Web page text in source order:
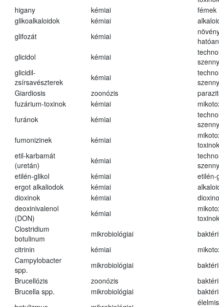
higany
kémiai
fémek
glikoalkaloidok
kémiai
glifozát
kémiai
glicidol
kémiai
glicidil-
zsírsavészterek
kémiai
Giardiosis
zoonózis
fuzárium-toxinok
kémiai
furánok
kémiai
fumonizinek
kémiai
toxinok
etil-karbamát
(uretán)
kémiai
etilén-glikol
kémiai
etilén-
ergot alkaliodok
kémiai
dioxinok
kémiai
deoxinivalenol
(DON)
kémiai
toxinok
Clostridium
botulinum
mikrobiológiai
citrinin
kémiai
Campylobacter
spp.
mikrobiológiai
Brucellózis
zoonózis
Brucella spp.
mikrobiológiai